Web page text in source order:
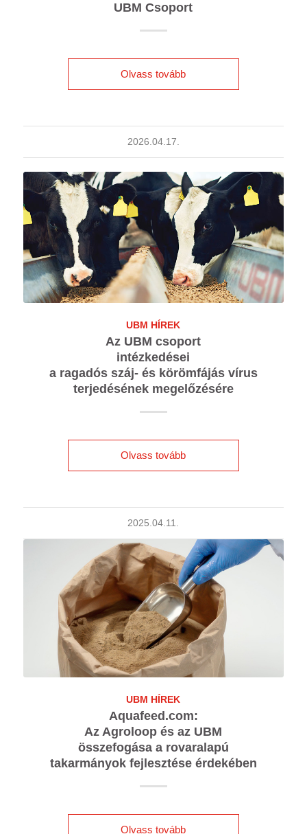
UBM Csoport
Olvass tovább
2026.04.17.
UBM HÍREK
Az UBM csoport
intézkedései
a ragadós száj- és körömfájás vírus
terjedésének megelőzésére
Olvass tovább
2025.04.11.
UBM HÍREK
Aquafeed.com:
Az Agroloop és az UBM
összefogása a rovaralapú
takarmányok fejlesztése érdekében
Olvass tovább